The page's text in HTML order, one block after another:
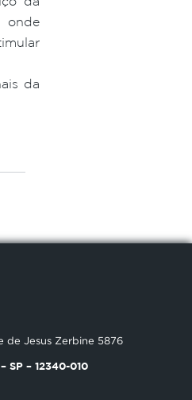
onde
da
de Jesus Zerbine 5876
SP – 12340-010